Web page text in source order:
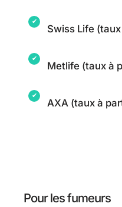
Swiss Life
Metlife (taux à
AXA (taux à
Pour les fumeurs